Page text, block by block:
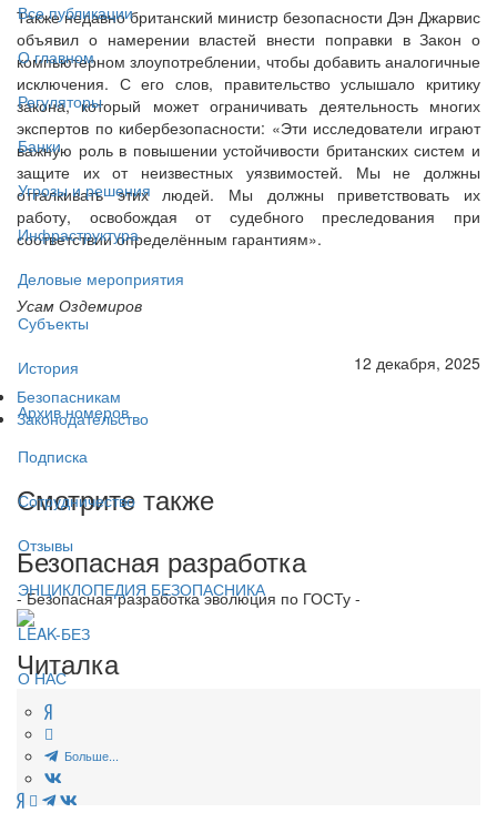
Все публикации
О главном
Регуляторы
Банки
Угрозы и решения
Инфраструктура
Деловые мероприятия
Субъекты
История
Архив номеров
Подписка
Сотрудничество
Отзывы
ЭНЦИКЛОПЕДИЯ БЕЗОПАСНИКА
LEAK-БЕЗ
О НАС
Также недавно британский министр безопасности Дэн Джарвис
объявил о намерении властей внести поправки в Закон о
компьютерном злоупотреблении, чтобы добавить аналогичные
исключения. С его слов, правительство услышало критику
закона, который может ограничивать деятельность многих
экспертов по кибербезопасности: «Эти исследователи играют
важную роль в повышении устойчивости британских систем и
защите их от неизвестных уязвимостей. Мы не должны
отталкивать этих людей. Мы должны приветствовать их
работу, освобождая от судебного преследования при
соответствии определённым гарантиям».
Усам Оздемиров
12 декабря, 2025
Безопасникам
Законодательство
Смотрите также
Безопасная разработка
- Безопасная разработка эволюция по ГОСТу -
Читалка
Больше...